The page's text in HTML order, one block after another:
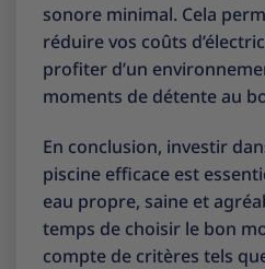
sonore minimal. Cela
réduire vos coûts
profiter d’un
moments de détente au
En conclusion, investir
piscine efficace est
eau propre, saine et
temps de choisir le bon
compte de critères tels